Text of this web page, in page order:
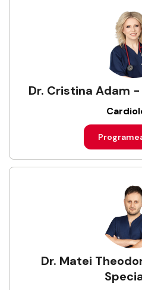
Dr. Cristina Adam
Dr. Matei